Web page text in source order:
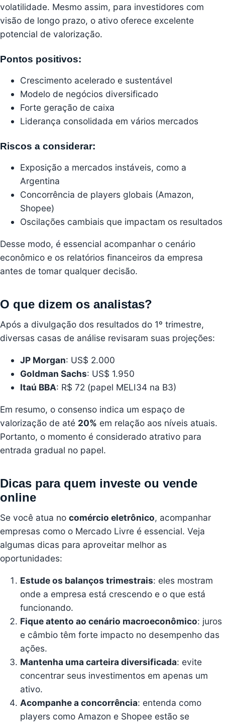
volatilidade. Mesmo assim, para investidores com
visão de longo prazo, o ativo oferece excelente
potencial de valorização.
Pontos positivos:
Crescimento acelerado e sustentável
Modelo de negócios diversificado
Forte geração de caixa
Liderança consolidada em vários mercados
Riscos a considerar:
Exposição a mercados instáveis, como a
Argentina
Concorrência de players globais (Amazon,
Shopee)
Oscilações cambiais que impactam os resultados
Desse modo, é essencial acompanhar o cenário
econômico e os relatórios financeiros da empresa
antes de tomar qualquer decisão.
O que dizem os analistas?
Após a divulgação dos resultados do 1º trimestre,
diversas casas de análise revisaram suas projeções:
JP Morgan: US$ 2.000
Goldman Sachs: US$ 1.950
Itaú BBA: R$ 72 (papel MELI34 na B3)
Em resumo, o consenso indica um espaço de
valorização de até 20% em relação aos níveis atuais.
Portanto, o momento é considerado atrativo para
entrada gradual no papel.
Dicas para quem investe ou vende
online
Se você atua no comércio eletrônico, acompanhar
empresas como o Mercado Livre é essencial. Veja
algumas dicas para aproveitar melhor as
oportunidades:
Estude os balanços trimestrais: eles mostram
onde a empresa está crescendo e o que está
funcionando.
Fique atento ao cenário macroeconômico: juros
e câmbio têm forte impacto no desempenho das
ações.
Mantenha uma carteira diversificada: evite
concentrar seus investimentos em apenas um
ativo.
Acompanhe a concorrência: entenda como
players como Amazon e Shopee estão se